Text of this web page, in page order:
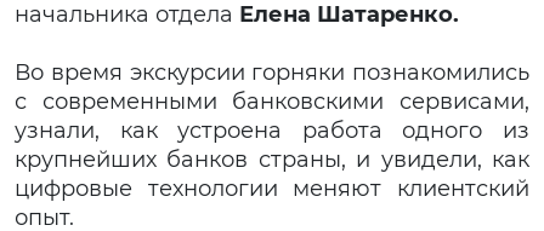
начальника отдела Елена Шатаренко.
Во время экскурсии горняки познакомились
с современными банковскими сервисами,
узнали, как устроена работа одного из
крупнейших банков страны, и увидели, как
цифровые технологии меняют клиентский
опыт.